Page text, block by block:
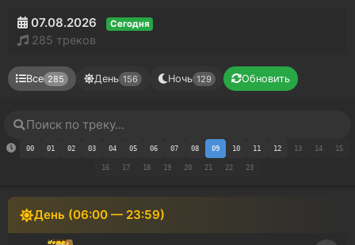
07.08.2026 Сегодня
285 треков
Все 285 День 156 Ночь 129 Обновить
00 01 02 03 04 05 06 07 08 09 10 11 12 13 14 15
16 17 18 19 20 21 22 23
День (06:00 — 23:59)